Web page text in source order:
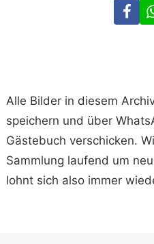
Alle Bilder in diesem
speichern und über
Gästebuch verschicken.
Sammlung laufend um
lohnt sich also immer